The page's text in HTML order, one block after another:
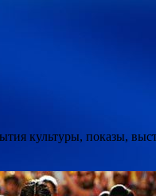
культуры, показы,